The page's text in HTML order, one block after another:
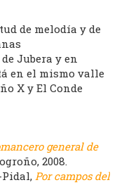
de melodía y de
Jubera y en
en el mismo valle
X y El Conde
general de
2008.
Por campos del